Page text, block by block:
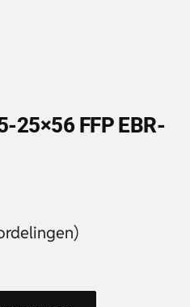
25×56 FFP EBR-